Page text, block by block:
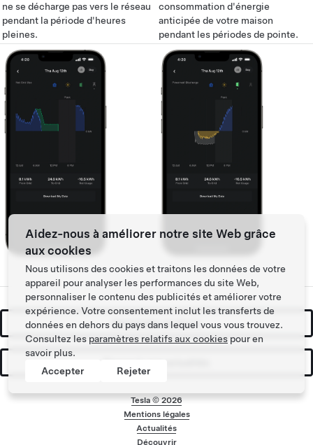
ne se décharge pas vers le réseau
pendant la période d'heures
pleines.
consommation d'énergie
anticipée de votre maison
pendant les périodes de pointe.
Demander un devis
Menu de bas de
Tesla ©2026
Mentions légales
Actualités
Découvrir
Aidez-nous à améliorer notre site Web grâce
aux cookies
Nous utilisons des cookies et traitons les données de votre
appareil pour analyser les performances du site Web,
personnaliser le contenu des publicités et améliorer votre
expérience. Votre consentement inclut les transferts de
données en dehors du pays dans lequel vous vous trouvez.
Consultez les paramètres relatifs aux cookies pour en
savoir plus.
Accepter
Rejeter